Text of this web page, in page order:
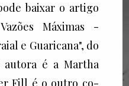
baixar o artigo
Máximas -
e Guaricana", do
autora é a Martha